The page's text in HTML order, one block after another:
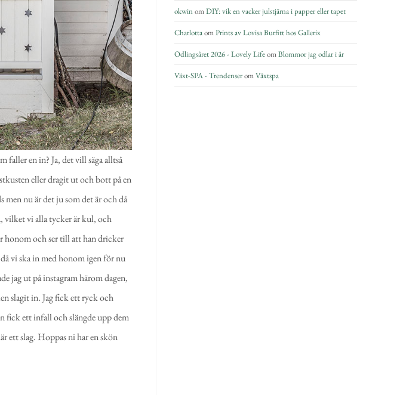
faller en in? Ja, det vill säga alltså
eller dragit ut och bott på en
men nu är det ju som det är och då
vilket vi alla tycker är kul, och
honom och ser till att han dricker
vi ska in med honom igen för nu
jag ut på instagram härom dagen,
slagit in. Jag fick ett ryck och
fick ett infall och slängde upp dem
ett slag. Hoppas ni har en skön
okwinomDIY: vik en vacker julstjärna i papper eller tapet
CharlottaomPrints av Lovisa Burfitt hos Gallerix
Odlingsåret 2026 - Lovely LifeomBlommor jag odlar i år
Växt-SPA - TrendenseromVäxtspa